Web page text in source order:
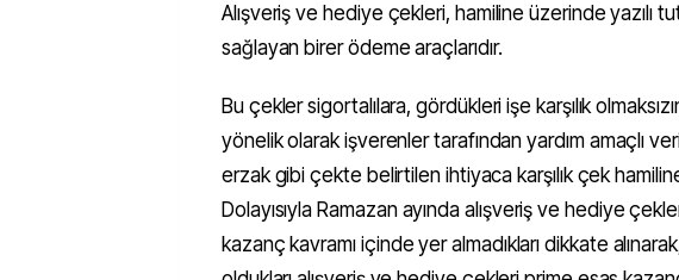
Alışveriş ve hediye çekleri, hamiline üzerinde yazılı
sağlayan birer ödeme araçlarıdır.
Bu çekler sigortalılara, gördükleri işe karşılık
yönelik olarak işverenler tarafından yardım amaçlı
erzak gibi çekte belirtilen ihtiyaca karşılık çek
Dolayısıyla Ramazan ayında alışveriş ve hediye
kazanç kavramı içinde yer almadıkları dikkate